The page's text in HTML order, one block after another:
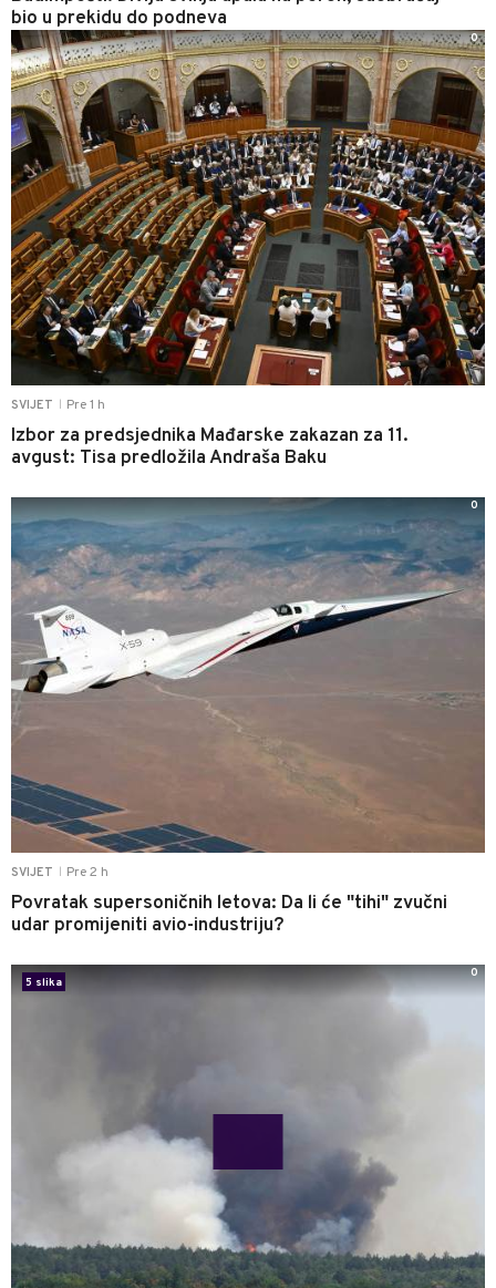
bio u prekidu do podneva
SVIJET Pre 1 h
Izbor za predsjednika Mađarske zakazan za 11.
avgust: Tisa predložila Andraša Baku
0
SVIJET Pre 2 h
Povratak supersoničnih letova: Da li će "tihi" zvučni
udar promijeniti avio-industriju?
0
5 slika
0